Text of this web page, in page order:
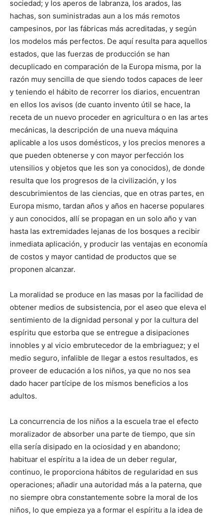
sociedad; y los aperos de labranza, los arados, las
hachas, son suministradas aun a los más remotos
campesinos, por las fábricas más acreditadas, y según
los modelos más perfectos. De aquí resulta para aquellos
estados, que las fuerzas de producción se han
decuplicado en comparación de la Europa misma, por la
razón muy sencilla de que siendo todos capaces de leer
y teniendo el hábito de recorrer los diarios, encuentran
en ellos los avisos (de cuanto invento útil se hace, la
receta de un nuevo proceder en agricultura o en las artes
mecánicas, la descripción de una nueva máquina
aplicable a los usos domésticos, y los precios menores a
que pueden obtenerse y con mayor perfección los
utensilios y objetos que les son ya conocidos), de donde
resulta que los progresos de la civilización, y los
descubrimientos de las ciencias, que en otras partes, en
Europa mismo, tardan años y años en hacerse populares
y aun conocidos, allí se propagan en un solo año y van
hasta las extremidades lejanas de los bosques a recibir
inmediata aplicación, y producir las ventajas en economía
de costos y mayor cantidad de productos que se
proponen alcanzar.
La moralidad se produce en las masas por la facilidad de
obtener medios de subsistencia, por el aseo que eleva el
sentimiento de la dignidad personal y por la cultura del
espíritu que estorba que se entregue a disipaciones
innobles y al vicio embrutecedor de la embriaguez; y el
medio seguro, infalible de llegar a estos resultados, es
proveer de educación a los niños, ya que no nos sea
dado hacer partícipe de los mismos beneficios a los
adultos.
La concurrencia de los niños a la escuela trae el efecto
moralizador de absorber una parte de tiempo, que sin
ella sería disipado en la ociosidad y en abandono;
habituar el espíritu a la idea de un deber regular,
continuo, le proporciona hábitos de regularidad en sus
operaciones; añadir una autoridad más a la paterna, que
no siempre obra constantemente sobre la moral de los
niños, lo que empieza ya a formar el espíritu a la idea de